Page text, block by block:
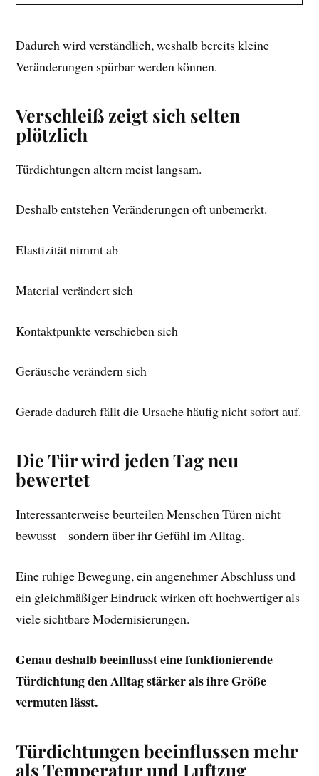
Dadurch wird verständlich, weshalb bereits kleine
Veränderungen spürbar werden können.
Verschleiß zeigt sich selten
plötzlich
Türdichtungen altern meist langsam.
Deshalb entstehen Veränderungen oft unbemerkt.
Elastizität nimmt ab
Material verändert sich
Kontaktpunkte verschieben sich
Geräusche verändern sich
Gerade dadurch fällt die Ursache häufig nicht sofort auf.
Die Tür wird jeden Tag neu
bewertet
Interessanterweise beurteilen Menschen Türen nicht
bewusst – sondern über ihr Gefühl im Alltag.
Eine ruhige Bewegung, ein angenehmer Abschluss und
ein gleichmäßiger Eindruck wirken oft hochwertiger als
viele sichtbare Modernisierungen.
Genau deshalb beeinflusst eine funktionierende
Türdichtung den Alltag stärker als ihre Größe
vermuten lässt.
Türdichtungen beeinflussen mehr
als Temperatur und Luftzug